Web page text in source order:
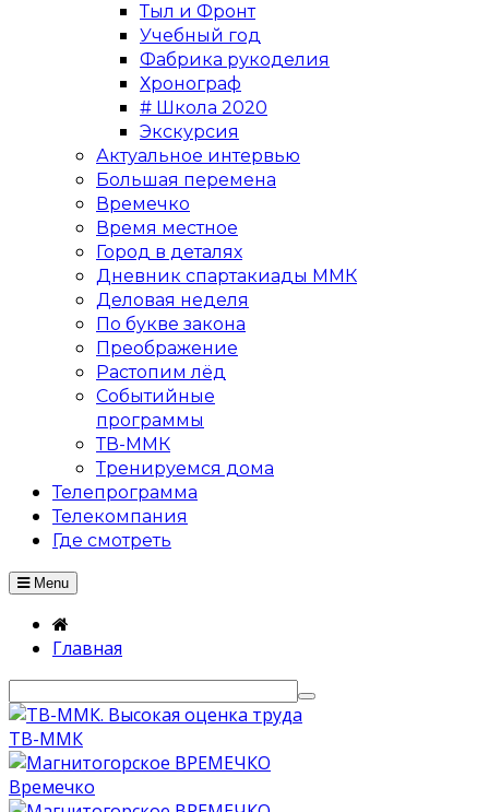
Тыл и Фронт
Учебный год
Фабрика рукоделия
Хронограф
# Школа 2020
Экскурсия
Актуальное интервью
Большая перемена
Времечко
Время местное
Город в деталях
Дневник спартакиады ММК
Деловая неделя
По букве закона
Преображение
Растопим лёд
Событийные
программы
ТВ-ММК
Тренируемся дома
Телепрограмма
Телекомпания
Где смотреть
Menu
Главная
ТВ-ММК
Времечко